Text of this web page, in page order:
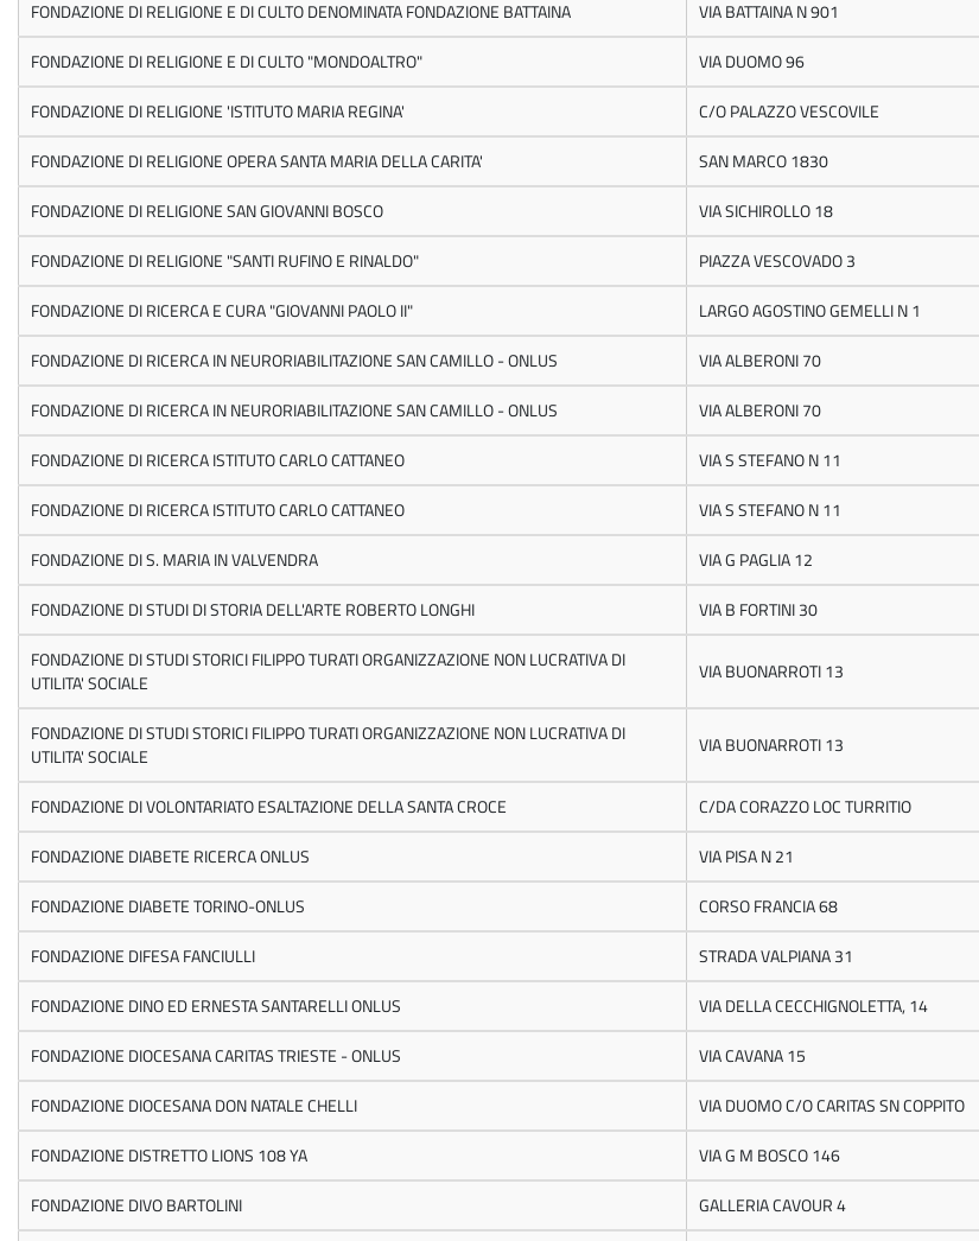
FONDAZIONE DI RELIGIONE E DI CULTO DENOMINATA FONDAZIONE BATTAINA
VIA BATTAINA N 901
FONDAZIONE DI RELIGIONE E DI CULTO "MONDOALTRO"
VIA DUOMO 96
FONDAZIONE DI RELIGIONE 'ISTITUTO MARIA REGINA'
C/O PALAZZO VESCOVILE
FONDAZIONE DI RELIGIONE OPERA SANTA MARIA DELLA CARITA'
SAN MARCO 1830
FONDAZIONE DI RELIGIONE SAN GIOVANNI BOSCO
VIA SICHIROLLO 18
FONDAZIONE DI RELIGIONE "SANTI RUFINO E RINALDO"
PIAZZA VESCOVADO 3
FONDAZIONE DI RICERCA E CURA "GIOVANNI PAOLO II"
LARGO AGOSTINO GEMELLI N 1
FONDAZIONE DI RICERCA IN NEURORIABILITAZIONE SAN CAMILLO - ONLUS
VIA ALBERONI 70
FONDAZIONE DI RICERCA IN NEURORIABILITAZIONE SAN CAMILLO - ONLUS
VIA ALBERONI 70
FONDAZIONE DI RICERCA ISTITUTO CARLO CATTANEO
VIA S STEFANO N 11
FONDAZIONE DI RICERCA ISTITUTO CARLO CATTANEO
VIA S STEFANO N 11
FONDAZIONE DI S. MARIA IN VALVENDRA
VIA G PAGLIA 12
FONDAZIONE DI STUDI DI STORIA DELL'ARTE ROBERTO LONGHI
VIA B FORTINI 30
FONDAZIONE DI STUDI STORICI FILIPPO TURATI ORGANIZZAZIONE NON LUCRATIVA DI
UTILITA' SOCIALE
VIA BUONARROTI 13
FONDAZIONE DI STUDI STORICI FILIPPO TURATI ORGANIZZAZIONE NON LUCRATIVA DI
UTILITA' SOCIALE
VIA BUONARROTI 13
FONDAZIONE DI VOLONTARIATO ESALTAZIONE DELLA SANTA CROCE C/DA CORAZZO LOC TURRITIO
FONDAZIONE DIABETE RICERCA ONLUS
VIA PISA N 21
FONDAZIONE DIABETE TORINO-ONLUS
CORSO FRANCIA 68
FONDAZIONE DIFESA FANCIULLI
STRADA VALPIANA 31
FONDAZIONE DINO ED ERNESTA SANTARELLI ONLUS
VIA DELLA CECCHIGNOLETTA, 14
FONDAZIONE DIOCESANA CARITAS TRIESTE - ONLUS
VIA CAVANA 15
FONDAZIONE DIOCESANA DON NATALE CHELLI
VIA DUOMO C/O CARITAS SN COPPITO
FONDAZIONE DISTRETTO LIONS 108 YA
VIA G M BOSCO 146
FONDAZIONE DIVO BARTOLINI
GALLERIA CAVOUR 4